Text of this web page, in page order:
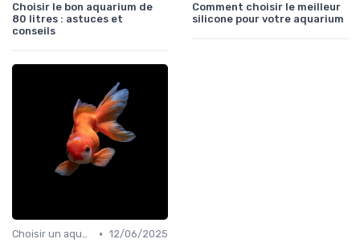
Choisir le bon aquarium de
80 litres : astuces et
conseils
Comment choisir le meilleur
silicone pour votre aquarium
Choisir un aquarium • 12/06/2025